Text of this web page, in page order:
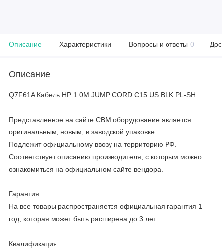
Описание Характеристики Вопросы и ответы 0
Описание
Q7F61A Кабель HP 1.0M JUMP CORD C15 US BLK PL-SH
Представленное на сайте CBM оборудование является
оригинальным, новым, в заводской упаковке.
Подлежит официальному ввозу на территорию РФ.
Соответствует описанию производителя, с которым можно
ознакомиться на официальном сайте вендора.
Гарантия:
На все товары распространяется официальная гарантия 1
год, которая может быть расширена до 3 лет.
Квалификация: